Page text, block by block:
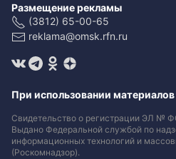
Размещение рекламы
(3812) 65-00-65
reklama@omsk.rfn.ru
При использовании
Свидетельство о регистрации ЭЛ №
Выдано Федеральной службой по
информационных технологий и
(Роскомнадзор).